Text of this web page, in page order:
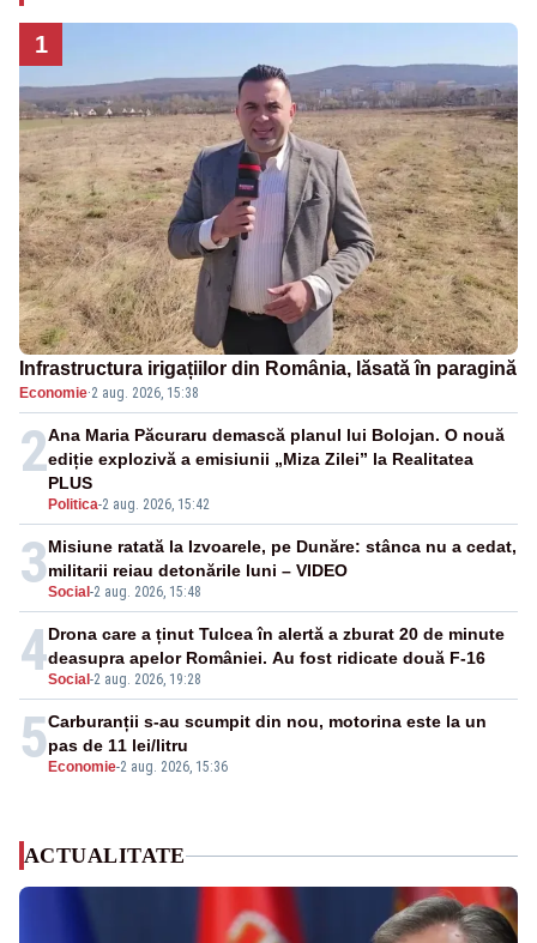
1
Infrastructura irigațiilor din România, lăsată în paragină
Economie·2 aug. 2026, 15:38
2
Politica-2 aug. 2026, 15:42
Ana Maria Păcuraru demască planul lui Bolojan. O nouă
ediție explozivă a emisiunii „Miza Zilei” la Realitatea
PLUS
3Social -2 aug. 2026, 15:48
Misiune ratată la Izvoarele, pe Dunăre: stânca nu a cedat,
militarii reiau detonările luni – VIDEO
4Social -2 aug. 2026, 19:28
Drona care a ținut Tulcea în alertă a zburat 20 de minute
deasupra apelor României. Au fost ridicate două F-16
5 Economie-2 aug. 2026, 15:36
Carburanții s-au scumpit din nou, motorina este la un
pas de 11 lei/litru
ACTUALITATE